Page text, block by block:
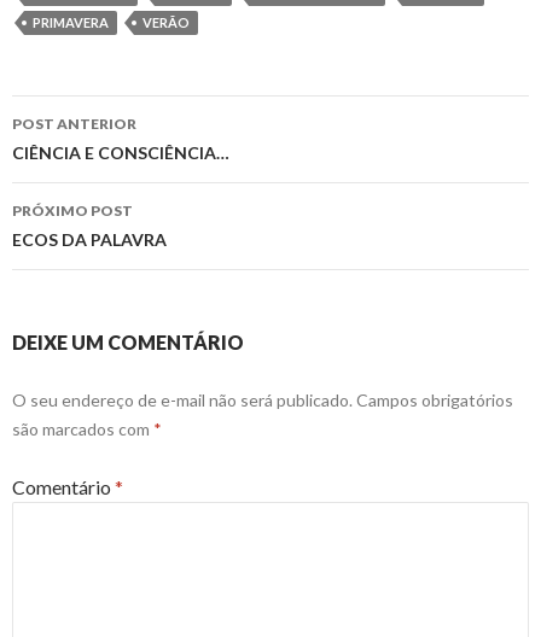
PRIMAVERA
VERÃO
Navegação
de
posts
POST ANTERIOR
CIÊNCIA E CONSCIÊNCIA…
PRÓXIMO POST
ECOS DA PALAVRA
DEIXE UM COMENTÁRIO
O seu endereço de e-mail não será publicado. Campos obrigatórios
são marcados com *
Comentário *